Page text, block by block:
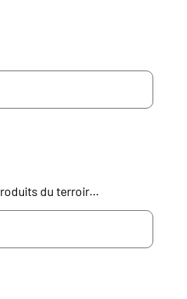
du terroir…